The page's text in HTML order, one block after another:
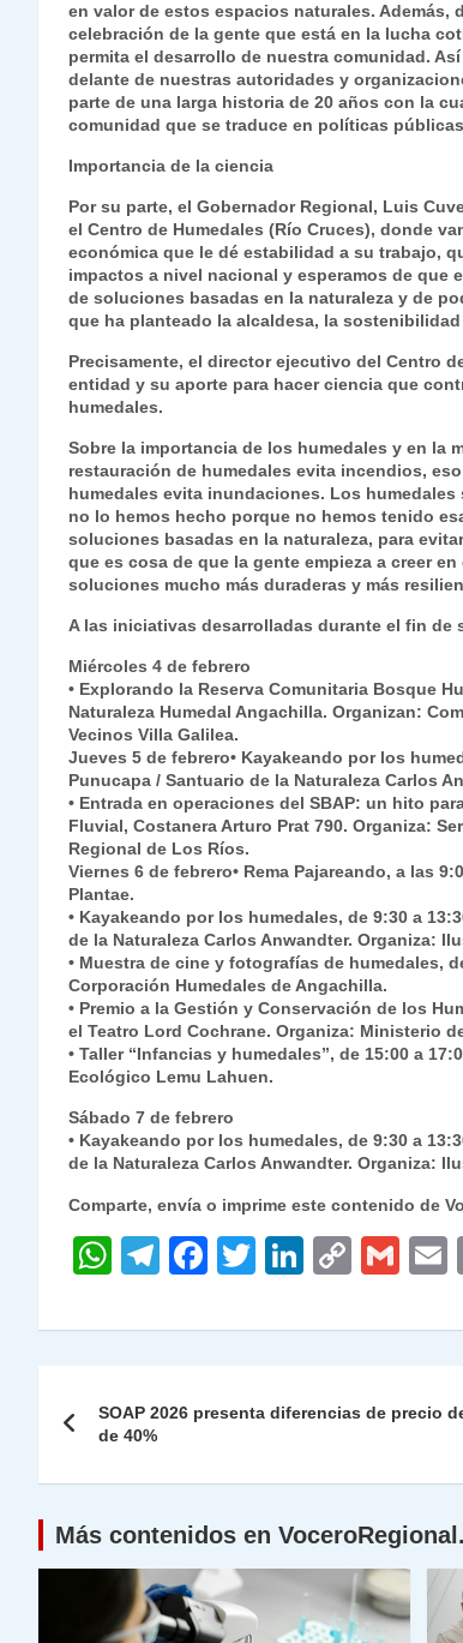
en valor de estos espacios naturales. Además,
celebración de la gente que está en la lucha
permita el desarrollo de nuestra comunidad.
delante de nuestras autoridades y
parte de una larga historia de 20 años con la
comunidad que se traduce en políticas
Importancia de la ciencia
Por su parte, el Gobernador Regional, Luis
el Centro de Humedales (Río Cruces), donde
económica que le dé estabilidad a su trabajo,
impactos a nivel nacional y esperamos de que
de soluciones basadas en la naturaleza y de
que ha planteado la alcaldesa, la
Precisamente, el director ejecutivo del Centro
entidad y su aporte para hacer ciencia que
humedales.
Sobre la importancia de los humedales y en la
restauración de humedales evita incendios,
humedales evita inundaciones. Los
no lo hemos hecho porque no hemos tenido
soluciones basadas en la naturaleza, para
que es cosa de que la gente empieza a creer
soluciones mucho más duraderas y más
A las iniciativas desarrolladas durante el fin de
Miércoles 4 de febrero
• Explorando la Reserva Comunitaria Bosque
Naturaleza Humedal Angachilla. Organizan:
Vecinos Villa Galilea.
Jueves 5 de febrero• Kayakeando por los
Punucapa / Santuario de la Naturaleza Carlos
• Entrada en operaciones del SBAP: un hito
Fluvial, Costanera Arturo Prat 790. Organiza:
Regional de Los Ríos.
Viernes 6 de febrero• Rema Pajareando, a las
Plantae.
• Kayakeando por los humedales, de 9:30 a
de la Naturaleza Carlos Anwandter. Organiza:
• Muestra de cine y fotografías de humedales,
Corporación Humedales de Angachilla.
• Premio a la Gestión y Conservación de los
el Teatro Lord Cochrane. Organiza: Ministerio
• Taller “Infancias y humedales”, de 15:00 a
Ecológico Lemu Lahuen.
Sábado 7 de febrero
• Kayakeando por los humedales, de 9:30 a
de la Naturaleza Carlos Anwandter. Organiza:
Comparte, envía o imprime este contenido de
W
at
A
p
p
T
e
a
F
c
b
o
k
T
itt
Li
k
dI
C
p
Li
k
G
ai
de
entradas
SOAP 2026 presenta diferencias de precio
de 40%
Más contenidos en